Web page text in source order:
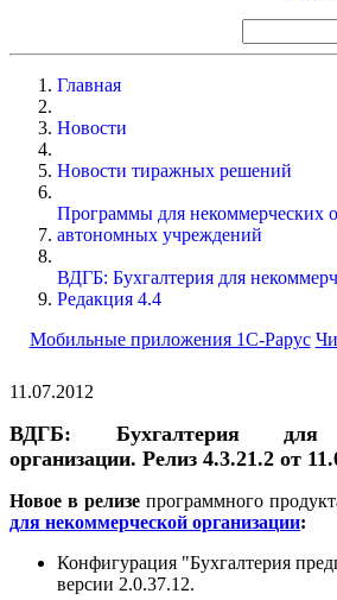
Главная
Новости
Новости тиражных решений
Программы для некоммерческих
автономных учреждений
ВДГБ: Бухгалтерия для
Редакция 4.4
Мобильные приложения 1С-Рарус
11.07.2012
ВДГБ: Бухгалтерия для
организации. Релиз 4.3.21.2 от
Новое в релизе программного
для некоммерческой организации:
Конфигурация "Бухгалтерия
версии 2.0.37.12.